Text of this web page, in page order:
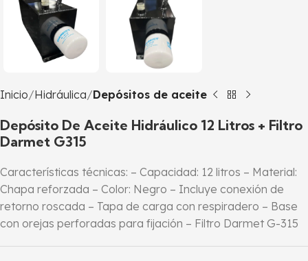
Inicio Hidráulica Depósitos de aceite
Depósito De Aceite Hidráulico 12 Litros + Filtro
Darmet G315
Características técnicas: – Capacidad: 12 litros – Material:
Chapa reforzada – Color: Negro – Incluye conexión de
retorno roscada – Tapa de carga con respiradero – Base
con orejas perforadas para fijación – Filtro Darmet G-315